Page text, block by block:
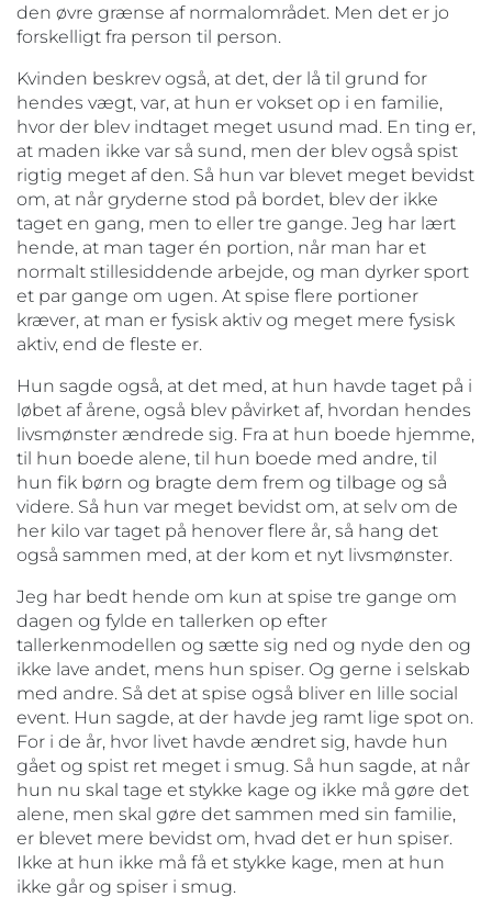
den øvre grænse af normalområdet. Men det er jo
forskelligt fra person til person.
Kvinden beskrev også, at det, der lå til grund for
hendes vægt, var, at hun er vokset op i en familie,
hvor der blev indtaget meget usund mad. En ting er,
at maden ikke var så sund, men der blev også spist
rigtig meget af den. Så hun var blevet meget bevidst
om, at når gryderne stod på bordet, blev der ikke
taget en gang, men to eller tre gange. Jeg har lært
hende, at man tager én portion, når man har et
normalt stillesiddende arbejde, og man dyrker sport
et par gange om ugen. At spise flere portioner
kræver, at man er fysisk aktiv og meget mere fysisk
aktiv, end de fleste er.
Hun sagde også, at det med, at hun havde taget på i
løbet af årene, også blev påvirket af, hvordan hendes
livsmønster ændrede sig. Fra at hun boede hjemme,
til hun boede alene, til hun boede med andre, til
hun fik børn og bragte dem frem og tilbage og så
videre. Så hun var meget bevidst om, at selv om de
her kilo var taget på henover flere år, så hang det
også sammen med, at der kom et nyt livsmønster.
Jeg har bedt hende om kun at spise tre gange om
dagen og fylde en tallerken op efter
tallerkenmodellen og sætte sig ned og nyde den og
ikke lave andet, mens hun spiser. Og gerne i selskab
med andre. Så det at spise også bliver en lille social
event. Hun sagde, at der havde jeg ramt lige spot on.
For i de år, hvor livet havde ændret sig, havde hun
gået og spist ret meget i smug. Så hun sagde, at når
hun nu skal tage et stykke kage og ikke må gøre det
alene, men skal gøre det sammen med sin familie,
er blevet mere bevidst om, hvad det er hun spiser.
Ikke at hun ikke må få et stykke kage, men at hun
ikke går og spiser i smug.